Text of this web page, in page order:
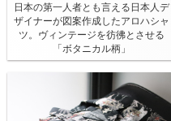
日本の第一人者とも言える日本人デ
ザイナーが図案作成したアロハシャ
ツ。ヴィンテージを彷彿とさせる
「ボタニカル柄」